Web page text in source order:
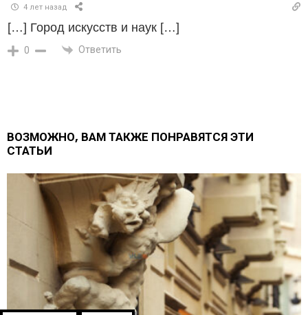
4 лет назад
[…] Город искусств и наук […]
0 Ответить
ВОЗМОЖНО, ВАМ ТАКЖЕ ПОНРАВЯТСЯ ЭТИ
СТАТЬИ